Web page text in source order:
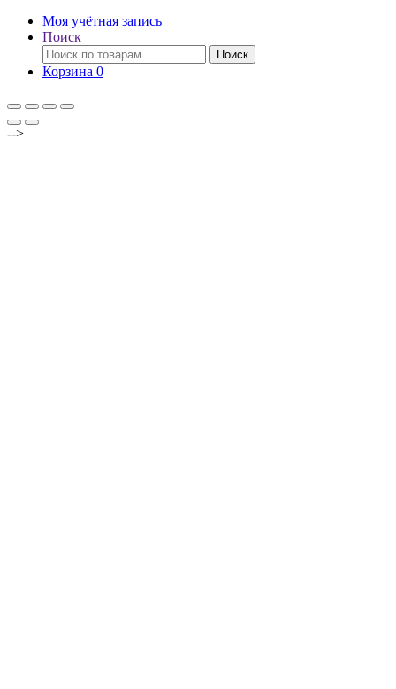
Моя учётная запись
Поиск
Искать:
Поиск
Корзина 0
-->